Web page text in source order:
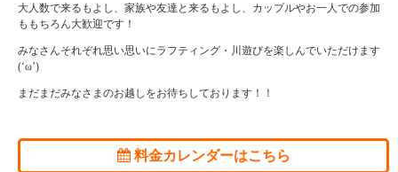
大人数で来るもよし、家族や友達と来るもよし、カップルやお一人での参加
ももちろん大歓迎です！
みなさんそれぞれ思い思いにラフティング・川遊びを楽しんでいただけます
(‘ω’)
まだまだみなさまのお越しをお待ちしております！！
料金カレンダーはこちら